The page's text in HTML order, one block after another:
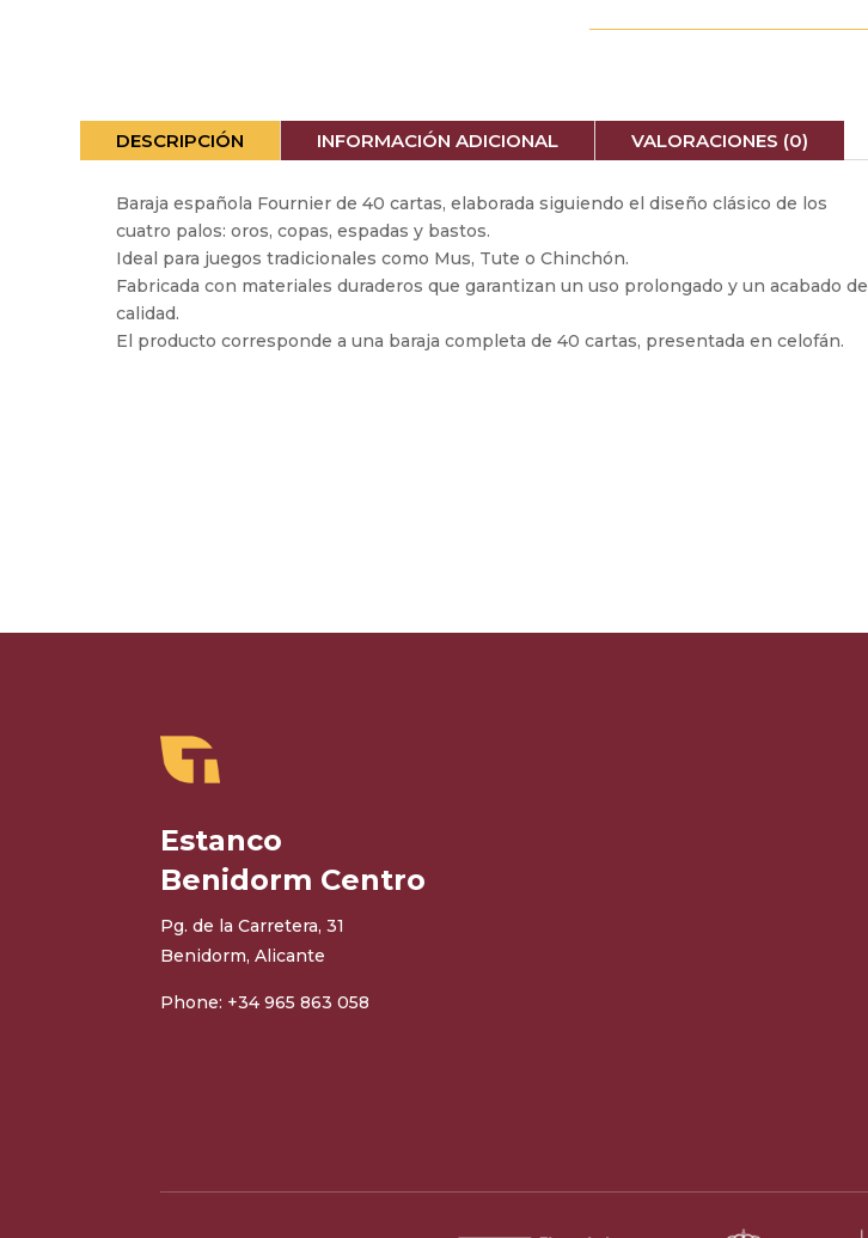
CANTIDAD
DESCRIPCIÓN INFORMACIÓN ADICIONAL VALORACIONES (0)
Baraja española Fournier de 40 cartas, elaborada siguiendo el diseño clásico de los
cuatro palos: oros, copas, espadas y bastos.
Ideal para juegos tradicionales como Mus, Tute o Chinchón.
Fabricada con materiales duraderos que garantizan un uso prolongado y un acabado de
calidad.
El producto corresponde a una baraja completa de 40 cartas, presentada en celofán.
Estanco
Benidorm Centro
Pg. de la Carretera, 31
Benidorm, Alicante
Phone: +34 965 863 058